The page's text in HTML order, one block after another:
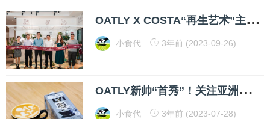
O
ATLY X COSTA“再生艺术”主题店登陆外滩
小食代 3年前 (2023-09-26)
O
ATLY新帅“首秀”！关注亚洲业务提升，盈利目标是唯一的“北极星”
小食代 3年前 (2023-07-28)